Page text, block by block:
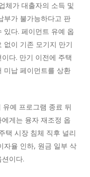
체가 대출자의 소득 및
부가 불가능하다고 판
있다. 페이먼트 유예 옵
없이 기존 모기지 만기
다. 만기 이전에 주택
미납 페이먼트를 상환
예 프로그램 종료 뒤
게는 융자 재조정 옵
택 시장 침체 직후 널리
자율 인하, 원금 일부 삭
이다.